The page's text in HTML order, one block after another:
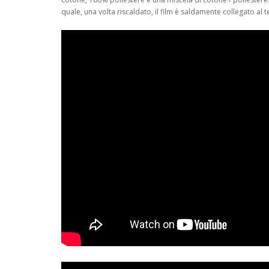
quale, una volta riscaldato, il film è saldamente collegato al